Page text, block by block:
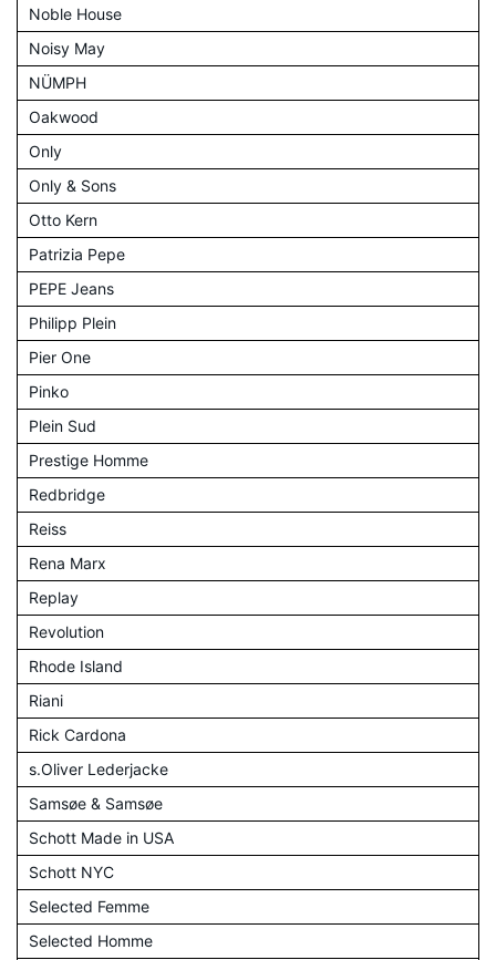
Noble House
Noisy May
NÜMPH
Oakwood
Only
Only & Sons
Otto Kern
Patrizia Pepe
PEPE Jeans
Philipp Plein
Pier One
Pinko
Plein Sud
Prestige Homme
Redbridge
Reiss
Rena Marx
Replay
Revolution
Rhode Island
Riani
Rick Cardona
s.Oliver Lederjacke
Samsøe & Samsøe
Schott Made in USA
Schott NYC
Selected Femme
Selected Homme